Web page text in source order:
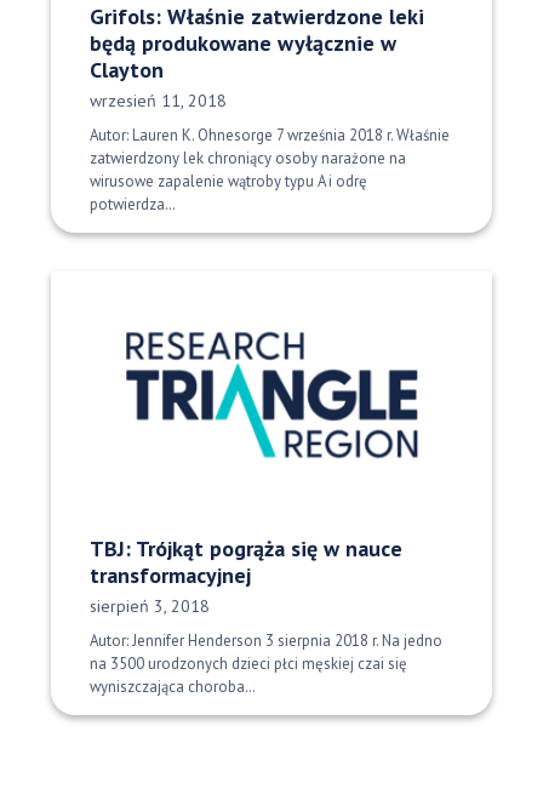
Grifols: Właśnie zatwierdzone leki
będą produkowane wyłącznie w
Clayton
Data opublikowania:
wrzesień 11, 2018
Autor: Lauren K. Ohnesorge 7 września 2018 r. Właśnie
zatwierdzony lek chroniący osoby narażone na
wirusowe zapalenie wątroby typu A i odrę
potwierdza…
TBJ: Trójkąt pogrąża się w nauce
transformacyjnej
Data opublikowania:
sierpień 3, 2018
Autor: Jennifer Henderson 3 sierpnia 2018 r. Na jedno
na 3500 urodzonych dzieci płci męskiej czai się
wyniszczająca choroba…